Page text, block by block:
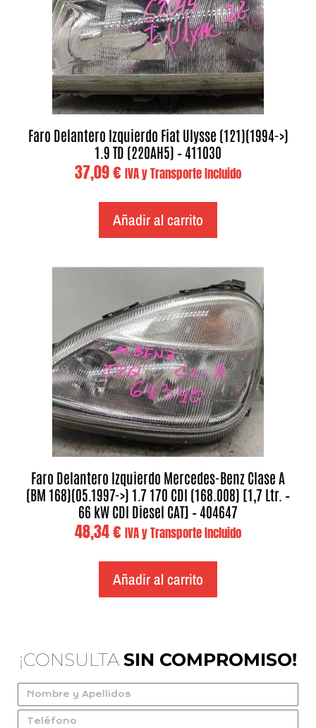
Faro Delantero Izquierdo Fiat Ulysse (121)(1994->)
1.9 TD (220AH5) – 411030
37,09€ IVA y Transporte Incluido
Añadir al carrito
Faro Delantero Izquierdo Mercedes-Benz Clase A
(BM 168)(05.1997->) 1.7 170 CDI (168.008) [1,7 Ltr. –
66 kW CDI Diesel CAT] – 404647
48,34€ IVA y Transporte Incluido
Añadir al carrito
¡CONSULTA SIN COMPROMISO!